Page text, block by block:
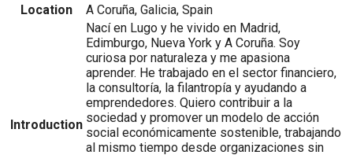
Location
A Coruña, Galicia, Spain
Introduction
Nací en Lugo y he vivido en Madrid,
Edimburgo, Nueva York y A Coruña. Soy
curiosa por naturaleza y me apasiona
aprender. He trabajado en el sector financiero,
la consultoría, la filantropía y ayudando a
emprendedores. Quiero contribuir a la
sociedad y promover un modelo de acción
social económicamente sostenible, trabajando
al mismo tiempo desde organizaciones sin